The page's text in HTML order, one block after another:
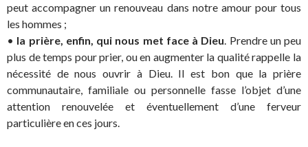
peut accompagner un renouveau dans notre amour pour tous
les hommes ;
• la prière, enfin, qui nous met face à Dieu. Prendre un peu
plus de temps pour prier, ou en augmenter la qualité rappelle la
nécessité de nous ouvrir à Dieu. Il est bon que la prière
communautaire, familiale ou personnelle fasse l’objet d’une
attention renouvelée et éventuellement d’une ferveur
particulière en ces jours.